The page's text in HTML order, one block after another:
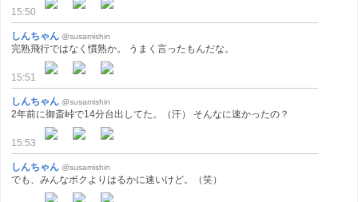
15:50
しんちゃん @susamishin
完熟飛行ではなく慣熟か。 うまく言ったもんだな。
15:51
しんちゃん @susamishin
2年前に御斎峠で14分台出してた。（汗） そんなに速かったの？
15:53
しんちゃん @susamishin
でも、みんなボクよりはるかに速いけど。（笑）